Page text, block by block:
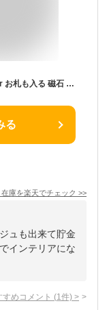
［ マグネット貯金箱 タワー ］ 山崎実業 tower お札も入る 磁石 壁面設置 冷蔵庫横 デスク上 お札 お礼 ご祝儀 シンプル 北欧 おしゃれ yamazaki 公式 モノトーン ブラック ホワイト 1909 1910【ポイント5倍 送料無料】
る
庫を楽天でチェック >>
ュも出来て貯金
インテリアにな
めコメント (1 件) >